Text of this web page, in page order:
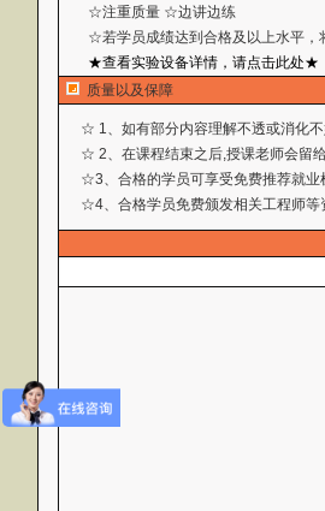
☆注重质量 ☆边讲边练
☆若学员成绩达到合格及以上水平，
★查看实验设备详情，请点击此处★
质量以及保障
☆ 1、如有部分内容理解不透或消化不
☆ 2、在课程结束之后,授课老师会留给
☆3、合格的学员可享受免费推荐就业
☆4、合格学员免费颁发相关工程师等